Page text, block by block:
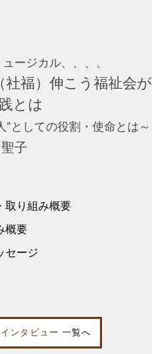
ージカル、、、、
福）伸こう福祉会が
とは
”としての役割・使命とは～
子
取り組み概要
概要
セージ
ンタビュー 一覧へ